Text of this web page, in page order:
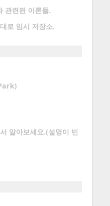
관련된 이론들.
로 임시 저장소.
알아보세요.(설명이 빈